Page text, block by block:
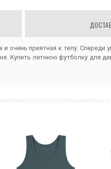
очень приятная к телу. Спереди
Купить летнюю футболку для